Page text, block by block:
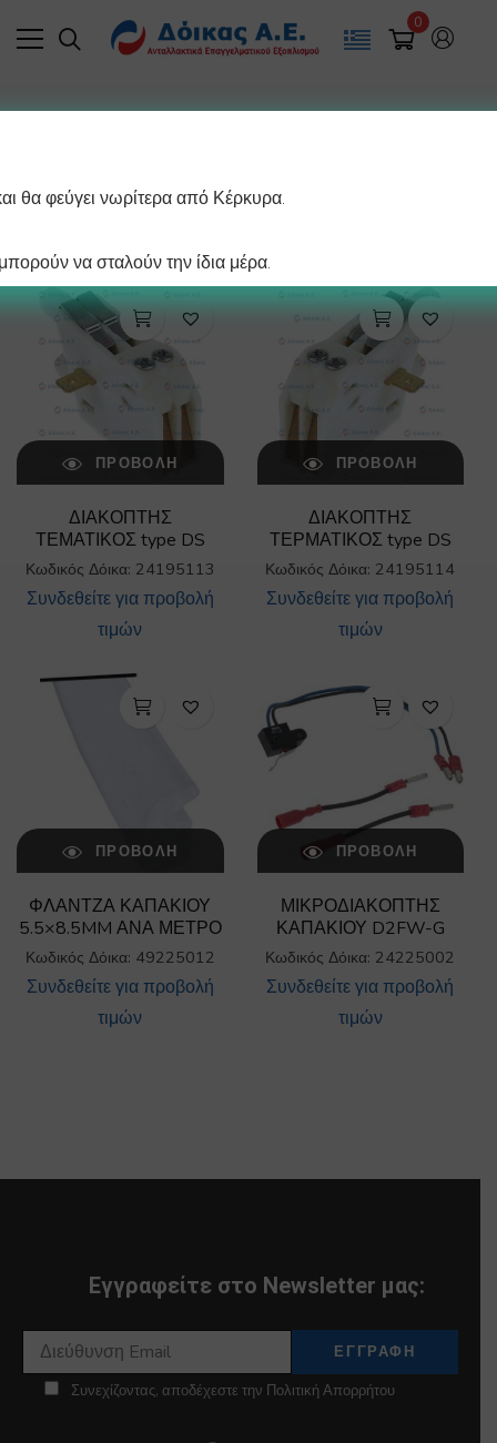
0
ΠΡΟΒΟΛΉ
ΔΙΑΚΟΠΤΗΣ
ΤΕΜΑΤΙΚΟΣ type DS
Κωδικός Δόικα: 24195113
Συνδεθείτε για προβολή
τιμών
ΠΡΟΒΟΛΉ
ΔΙΑΚΟΠΤΗΣ
ΤΕΡΜΑΤΙΚΟΣ type DS
Κωδικός Δόικα: 24195114
Συνδεθείτε για προβολή
τιμών
ΠΡΟΒΟΛΉ
ΦΛΑΝΤΖΑ ΚΑΠΑΚΙΟΥ
5.5×8.5MM ΑΝΑ ΜΕΤΡΟ
Κωδικός Δόικα: 49225012
Συνδεθείτε για προβολή
τιμών
ΠΡΟΒΟΛΉ
ΜΙΚΡΟΔΙΑΚΟΠΤΗΣ
ΚΑΠΑΚΙΟΥ D2FW-G
Κωδικός Δόικα: 24225002
Συνδεθείτε για προβολή
τιμών
Εγγραφείτε στο Newsletter μας:
Συνεχίζοντας, αποδέχεστε την Πολιτική Απορρήτου
θα φεύγει νωρίτερα από Κέρκυρα.
να σταλούν την ίδια μέρα.